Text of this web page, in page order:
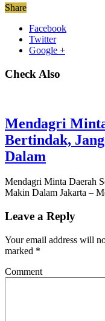
Share
Facebook
Twitter
Google +
Check Also
Mendagri
Bertindak,
Dalam
Mendagri Minta Daerah
Makin Dalam Jakarta –
Leave a Reply
Your email address will
marked *
Comment